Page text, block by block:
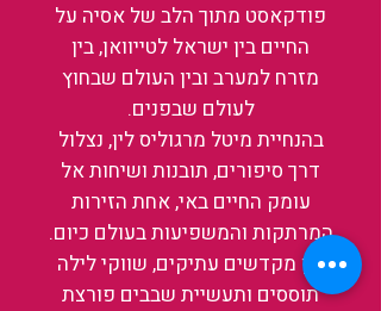
פודקאסט מתוך הלב של אסיה על
החיים בין ישראל לטייוואן, בין
מזרח למערב ובין העולם שבחוץ
לעולם שבפנים.
בהנחיית מיטל מרגוליס לין, נצלול
דרך סיפורים, תובנות ושיחות אל
עומק החיים באי, אחת הזירות
המרתקות והמשפיעות בעולם כיום.
בין מקדשים עתיקים, שווקי לילה
תוססים ותעשיית שבבים פורצת